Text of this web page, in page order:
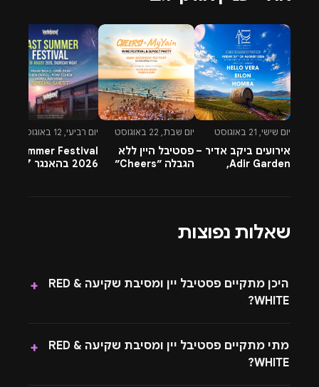
יום שישי, 21 באוגוסט
אירועים ביקב אדיר –
Adir Garden,
יום שבת, 22 באוגוסט
פסטיבל היין ללא
הגבלה ״Cheers״
יום רביעי, 12 באוגוסט
Summer Festival
שאלות נפוצות
היכן מתקיים פסטיבל יין ומסיבת שקיעה RED &
WHITE?
+
מתי מתקיים פסטיבל יין ומסיבת שקיעה RED &
WHITE?
+